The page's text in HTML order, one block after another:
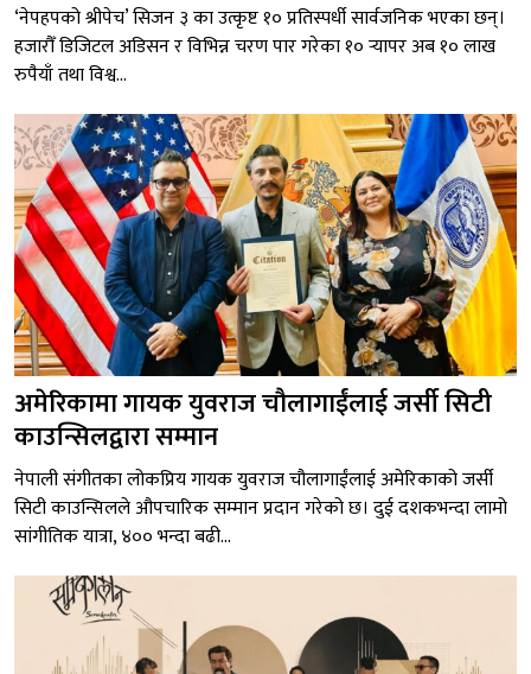
‘नेपहपको श्रीपेच’ सिजन ३ का उत्कृष्ट १० प्रतिस्पर्धी सार्वजनिक भएका छन्।
हजारौँ डिजिटल अडिसन र विभिन्न चरण पार गरेका १० र्‍यापर अब १० लाख
रुपैयाँ तथा विश्व...
अमेरिकामा गायक युवराज चौलागाईंलाई जर्सी सिटी
काउन्सिलद्वारा सम्मान
नेपाली संगीतका लोकप्रिय गायक युवराज चौलागाईंलाई अमेरिकाको जर्सी
सिटी काउन्सिलले औपचारिक सम्मान प्रदान गरेको छ। दुई दशकभन्दा लामो
सांगीतिक यात्रा, ४०० भन्दा बढी...